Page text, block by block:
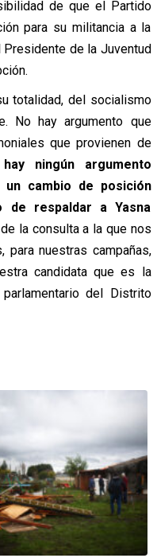
de que el Partido
para su militancia a la
de la Juventud
totalidad, del socialismo
No hay argumento que
que provienen de
ningún argumento
cambio de posición
de respaldar a Yasna
la consulta a la que nos
para nuestras campañas,
candidata que es la
del Distrito